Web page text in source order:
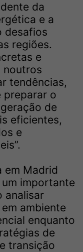
da
e a
desafios
regiões.
e
noutros
tendências,
preparar o
de
eficientes,
e
em Madrid
importante
analisar
ambiente
enquanto
de
transição